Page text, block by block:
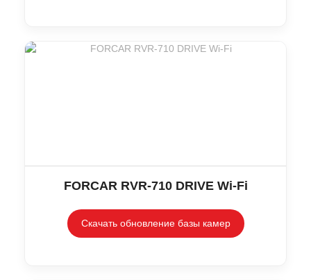
FORCAR RVR-710 DRIVE Wi-Fi
Скачать обновление базы камер